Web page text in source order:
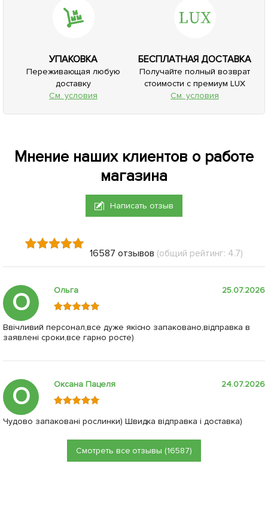
УПАКОВКА
Переживающая любую
доставку
См. условия
БЕСПЛАТНАЯ ДОСТАВКА
Получайте полный возврат
стоимости с премиум LUX
См. условия
Мнение наших клиентов о работе
магазина
Написать отзыв
16587 отзывов (общий рейтинг: 4.7)
О Ольга 25.07.2026
Ввічливий персонал,все дуже якісно запаковано,відправка в
заявлені сроки,все гарно росте)
О Оксана Пацеля 24.07.2026
Чудово запаковані рослинки) Швидка відправка і доставка)
Смотреть все отзывы (16587)